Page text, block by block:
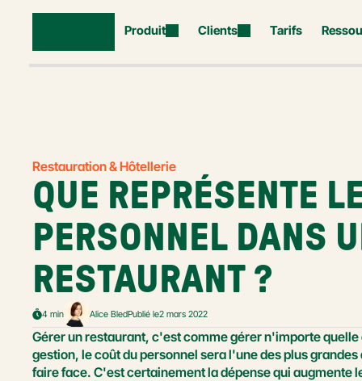
Produit Clients Tarifs
Restauration & Hôtellerie
QUE REPRÉSENTE
PERSONNEL DANS
RESTAURANT ?
4 min Alice BledPublié le2 mars 2022
Gérer un restaurant, c'est comme gérer n'importe
gestion, le coût du personnel sera l'une des plus
faire face. C'est certainement la dépense qui augmente